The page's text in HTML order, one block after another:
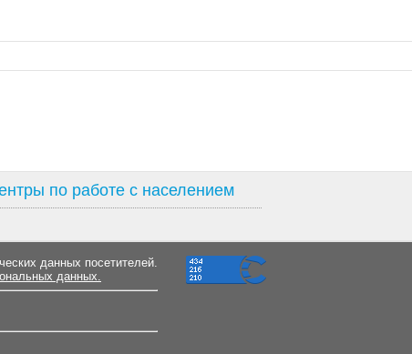
по работе с населением
данных посетителей.
данных.